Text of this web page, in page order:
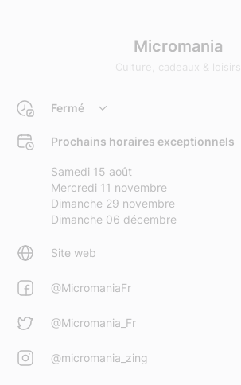
Micromania
Culture, cadeaux & loisirs
Fermé
Prochains horaires exceptionnels
Samedi 15 août
Mercredi 11 novembre
Dimanche 29 novembre
Dimanche 06 décembre
Site web
@MicromaniaFr
@Micromania_Fr
@micromania_zing